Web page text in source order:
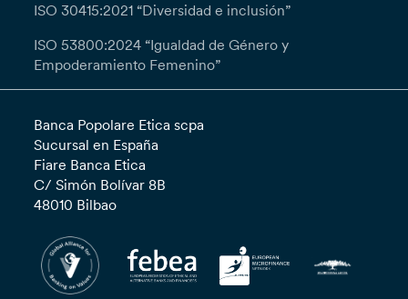
ISO 30415:2021 “Diversidad e inclusión”
ISO 53800:2024 “Igualdad de Género y
Empoderamiento Femenino”
Banca Popolare Etica scpa
Sucursal en España
Fiare Banca Etica
C/ Simón Bolívar 8B
48010 Bilbao